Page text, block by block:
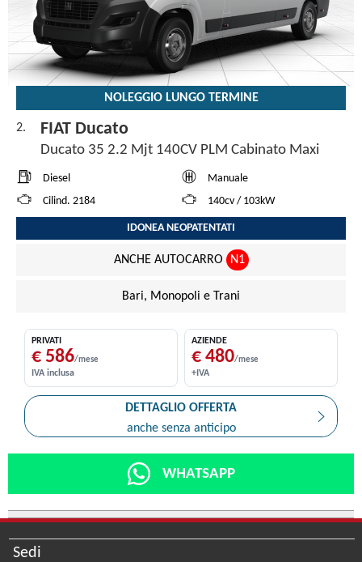
NOLEGGIO LUNGO TERMINE
2. FIAT Ducato
Ducato 35 2.2 Mjt 140CV PLM Cabinato Maxi
Diesel
Manuale
Cilind. 2184
140cv / 103kW
IDONEA NEOPATENTATI
ANCHE AUTOCARRO N1
Bari, Monopoli e Trani
PRIVATI
€ 586/mese
IVA inclusa
AZIENDE
€ 480/mese
+IVA
DETTAGLIO OFFERTA
anche senza anticipo
WHATSAPP
Sedi